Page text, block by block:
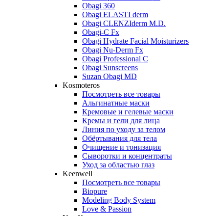
Obagi 360
Obagi ELASTI derm
Obagi CLENZIderm M.D.
Obagi-C Fx
Obagi Hydrate Facial Moisturizers
Obagi Nu-Derm Fx
Obagi Professional C
Obagi Sunscreens
Suzan Obagi MD
Kosmoteros
Посмотреть все товары
Альгинатные маски
Кремовые и гелевые маски
Кремы и гели для лица
Линия по уходу за телом
Обёртывания для тела
Очищение и тонизация
Сыворотки и концентраты
Уход за областью глаз
Keenwell
Посмотреть все товары
Biopure
Modeling Body System
Love & Passion